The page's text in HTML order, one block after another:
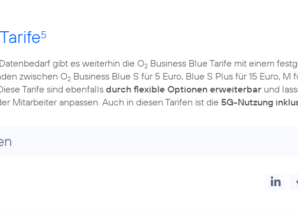
5
gibt es weiterhin die O2 Business Blue Tarife mit einem
zwischen O2 Business Blue S für 5 Euro, Blue S Plus für 15 Euro, M
Tarife sind ebenfalls durch flexible Optionen erweiterbar und
Mitarbeiter anpassen. Auch in diesen Tarifen ist die 5G-Nutzung